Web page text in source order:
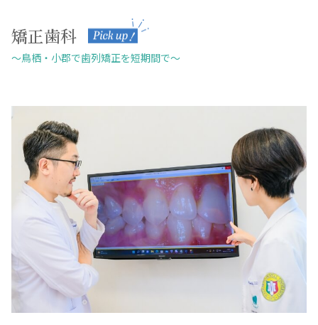
矯正歯科
～鳥栖・小郡で歯列矯正を短期間で～